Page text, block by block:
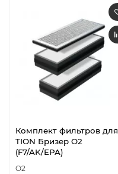
Комплект фильтров для
TION Бризер O2
(F7/AK/EPA)
O2